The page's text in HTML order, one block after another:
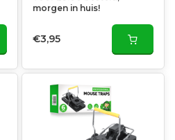
morgen in huis!
€3,95